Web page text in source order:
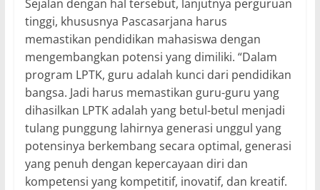
Sejalan dengan hal tersebut, lanjutnya perguruan
tinggi, khususnya Pascasarjana harus
memastikan pendidikan mahasiswa dengan
mengembangkan potensi yang dimiliki. “Dalam
program LPTK, guru adalah kunci dari pendidikan
bangsa. Jadi harus memastikan guru-guru yang
dihasilkan LPTK adalah yang betul-betul menjadi
tulang punggung lahirnya generasi unggul yang
potensinya berkembang secara optimal, generasi
yang penuh dengan kepercayaan diri dan
kompetensi yang kompetitif, inovatif, dan kreatif.